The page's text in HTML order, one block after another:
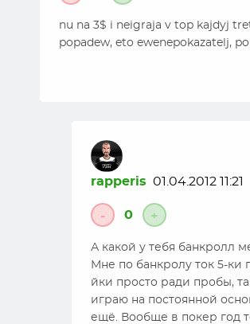
nu na 3$ i neigraja v top kajdyj
popadew, eto ewenepokazatelj,
rapperis 01.04.2012 11:21
- 0 +
А какой у тебя банкролл
Мне по банкролу ток 5-ки
йки просто ради пробы,
играю на постоянной
ещё. Вообще в покер год